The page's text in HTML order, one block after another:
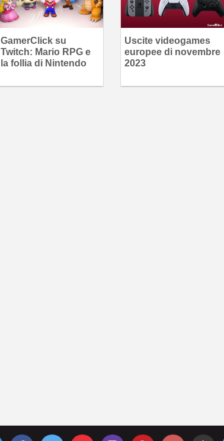
GamerClick su
Twitch: Mario RPG e
la follia di Nintendo
Uscite videogames
europee di novembre
2023